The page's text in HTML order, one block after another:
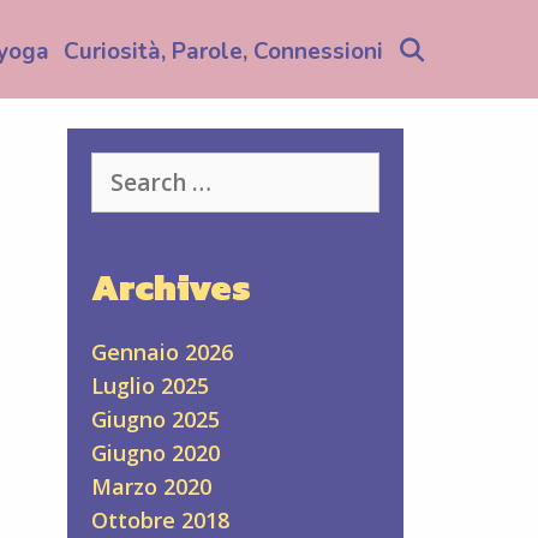
Curiosità, Parole, Connessioni
for:
Archives
Gennaio 2026
Luglio 2025
Giugno 2025
Giugno 2020
Marzo 2020
Ottobre 2018